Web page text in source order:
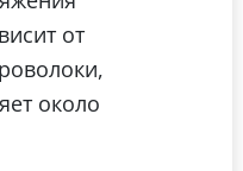
от
около